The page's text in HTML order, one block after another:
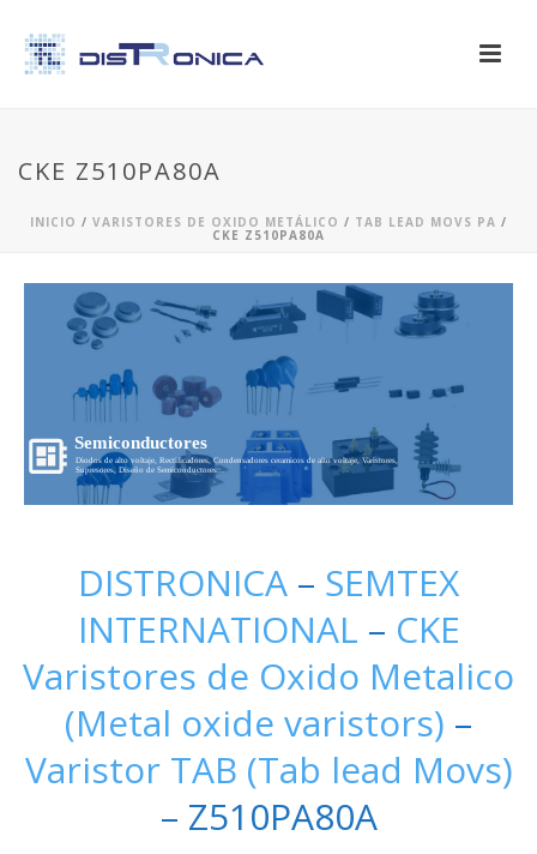
CKE Z510PA80A
INICIO / VARISTORES DE OXIDO METÁLICO / TAB LEAD MOVS PA /
CKE Z510PA80A
Semiconductores
Diodos de alto voltaje, Rectificadores, Condensadores ceramicos de alto voltaje, Varistores,
Supresores, Diseño de Semiconductores...
DISTRONICA – SEMTEX
INTERNATIONAL – CKE
Varistores de Oxido Metalico
(Metal oxide varistors) –
Varistor TAB (Tab lead Movs)
– Z510PA80A